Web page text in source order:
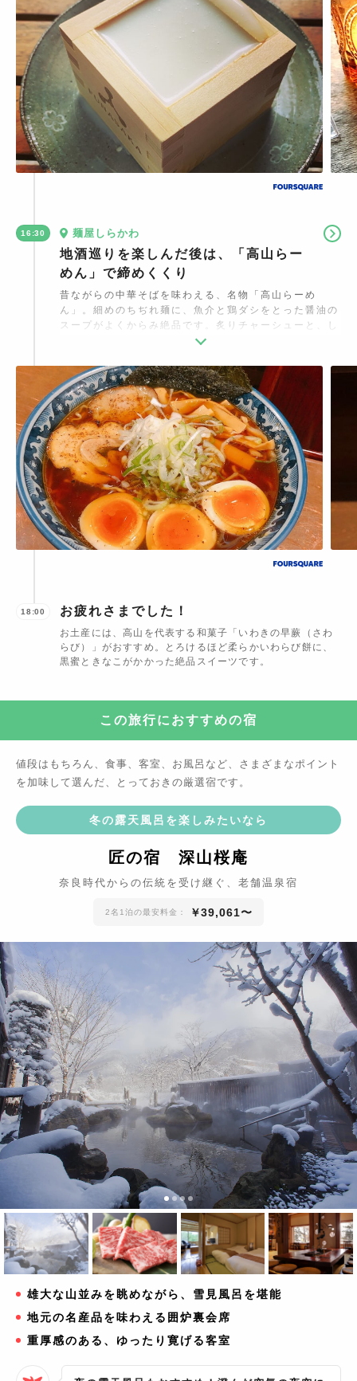
16:30 麺屋しらかわ
地酒巡りを楽しんだ後は、「高山らー
めん」で締めくくり
昔ながらの中華そばを味わえる、名物「高山らーめ
ん」。細めのちぢれ麺に、魚介と鶏ダシをとった醤油の
スープがよくからみ絶品です。炙りチャーシューと、し
っかり味のしみた煮玉子との相性が抜群◎高山らーめん
になっています。
18:00 お疲れさまでした！
お土産には、高山を代表する和菓子「いわきの早蕨（さわ
らび）」がおすすめ。とろけるほど柔らかいわらび餅に、
黒蜜ときなこがかかった絶品スイーツです。
この旅行におすすめの宿
値段はもちろん、食事、客室、お風呂など、さまざまなポイント
を加味して選んだ、とっておきの厳選宿です。
冬の露天風呂を楽しみたいなら
匠の宿 深山桜庵
奈良時代からの伝統を受け継ぐ、老舗温泉宿
2名1泊の最安料金： ￥39,061〜
雄大な山並みを眺めながら、雪見風呂を堪能
地元の名産品を味わえる囲炉裏会席
重厚感のある、ゆったり寛げる客室